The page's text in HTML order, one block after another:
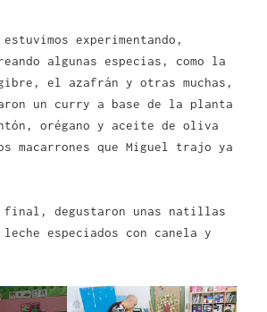
experimentando,
algunas especias, como la
el azafrán y otras muchas,
un curry a base de la planta
orégano y aceite de oliva
macarrones que Miguel trajo ya
final, degustaron unas natillas
especiados con canela y